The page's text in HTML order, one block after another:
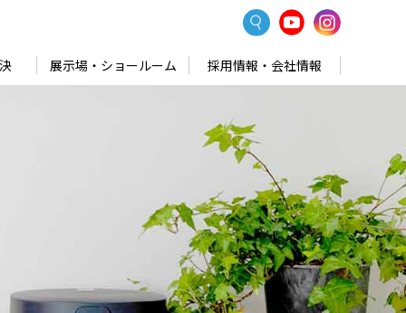
展示場・ショールーム 採用情報・会社情報